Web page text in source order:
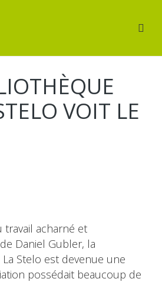
VOIT LE
travail acharné et
Daniel Gubler, la
Stelo est devenue une
possédait beaucoup de